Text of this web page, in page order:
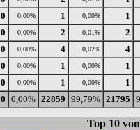
0 0,00% 1 0,00%
1
0 0,00% 2 0,01%
2
0 0,00% 4 0,02%
4
0 0,00% 1 0,00%
1
0 0,00% 1 0,00%
1
0 0,00% 22859 99,79% 21795
Top 10